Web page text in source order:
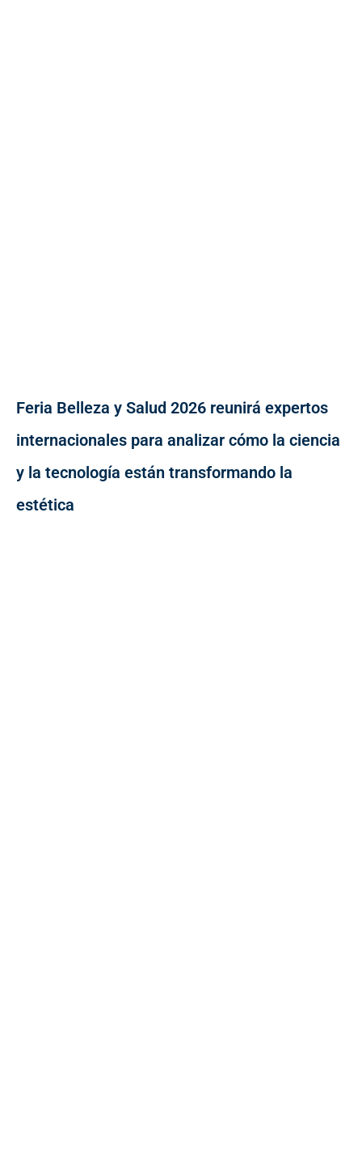
Feria Belleza y Salud 2026 reunirá expertos
internacionales para analizar cómo la ciencia
y la tecnología están transformando la
estética